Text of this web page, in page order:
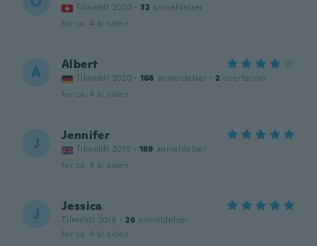
Tilmeldt 2020 · 32 anmeldelser
for ca. 4 år siden
A Albert
Tilmeldt 2020 · 168 anmeldelser · 2 overførsler
for ca. 4 år siden
J Jennifer
Tilmeldt 2019 · 189 anmeldelser
for ca. 4 år siden
J Jessica
Tilmeldt 2015 · 26 anmeldelser
for ca. 4 år siden